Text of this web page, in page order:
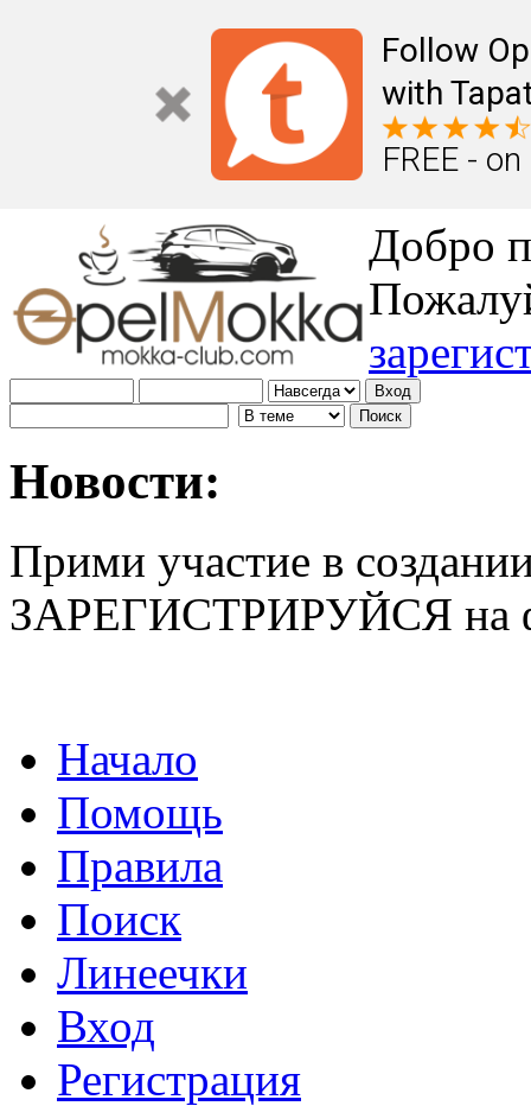
Follow
with
FREE -
Добро
Новости:
Прими участие в
ЗАРЕГИСТРИРУЙСЯ на
Начало
Помощь
Правила
Поиск
Линеечки
Вход
Регистрация